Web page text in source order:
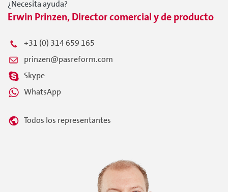
¿Necesita ayuda?
Erwin Prinzen, Director comercial y de producto
+31 (0) 314 659 165
prinzen@pasreform.com
Skype
WhatsApp
Todos los representantes